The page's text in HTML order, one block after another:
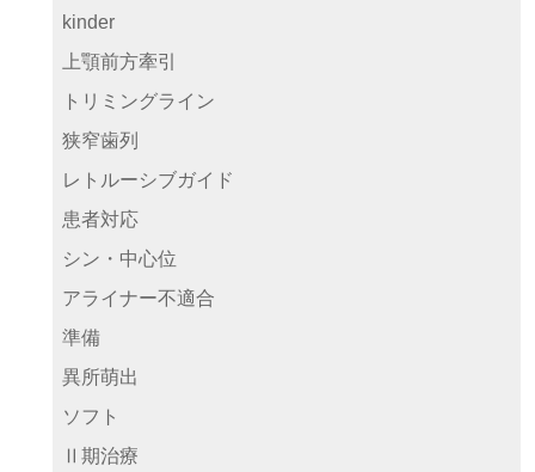
kinder
上顎前方牽引
トリミングライン
狭窄歯列
レトルーシブガイド
患者対応
シン・中心位
アライナー不適合
準備
異所萌出
ソフト
Ⅱ期治療